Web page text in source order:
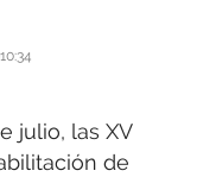
10:34
julio, las XV
de